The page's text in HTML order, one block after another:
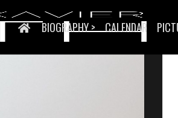
BIOGRAPHY > CALENDAR